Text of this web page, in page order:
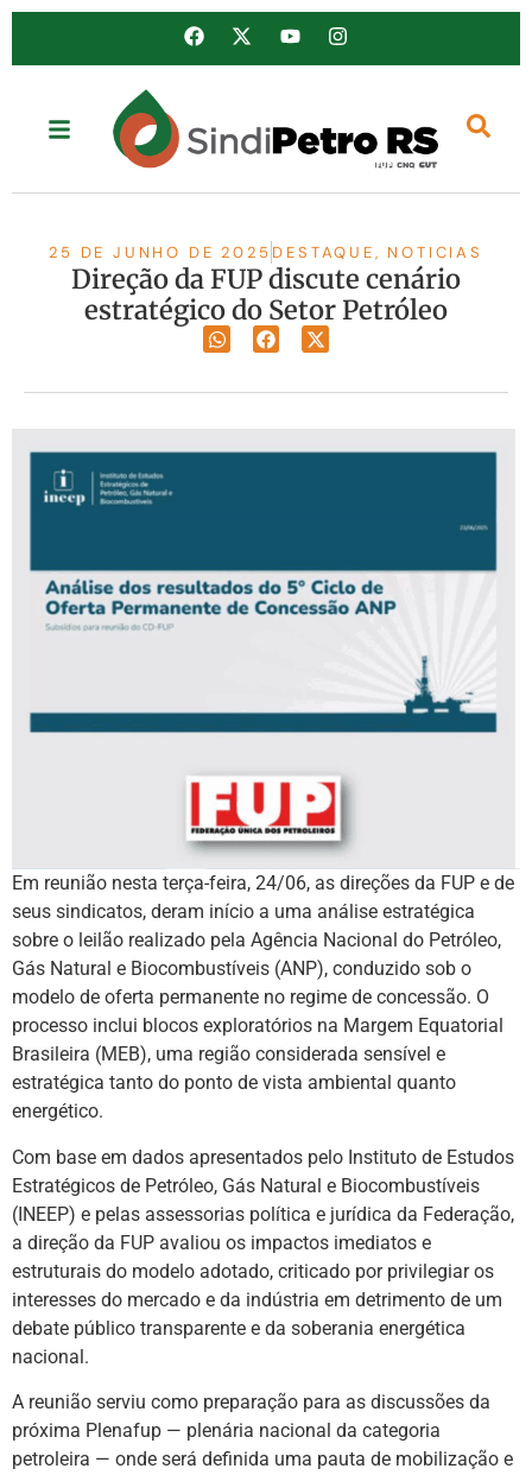
25 DE JUNHO DE 2025 DESTAQUE, NOTICIAS
Direção da FUP discute cenário
estratégico do Setor Petróleo
Em reunião nesta terça-feira, 24/06, as direções da FUP e de
seus sindicatos, deram início a uma análise estratégica
sobre o leilão realizado pela Agência Nacional do Petróleo,
Gás Natural e Biocombustíveis (ANP), conduzido sob o
modelo de oferta permanente no regime de concessão. O
processo inclui blocos exploratórios na Margem Equatorial
Brasileira (MEB), uma região considerada sensível e
estratégica tanto do ponto de vista ambiental quanto
energético.
Com base em dados apresentados pelo Instituto de Estudos
Estratégicos de Petróleo, Gás Natural e Biocombustíveis
(INEEP) e pelas assessorias política e jurídica da Federação,
a direção da FUP avaliou os impactos imediatos e
estruturais do modelo adotado, criticado por privilegiar os
interesses do mercado e da indústria em detrimento de um
debate público transparente e da soberania energética
nacional.
A reunião serviu como preparação para as discussões da
próxima Plenafup — plenária nacional da categoria
petroleira — onde será definida uma pauta de mobilização e